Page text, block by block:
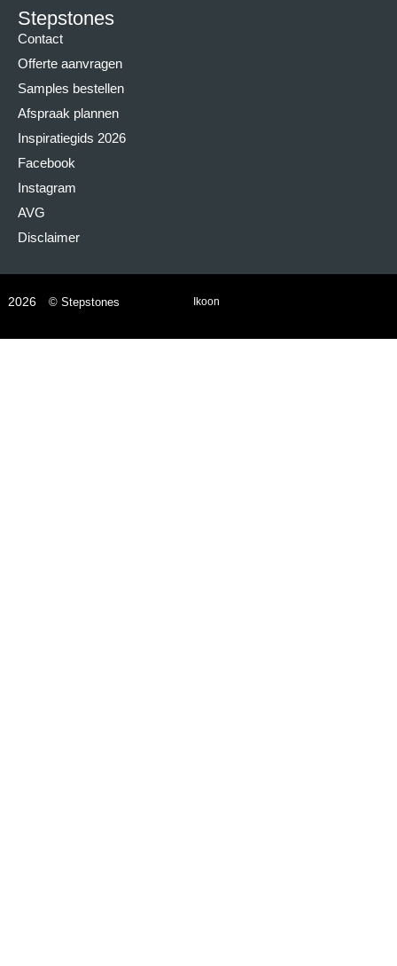
Stepstones
Contact
Offerte aanvragen
Samples bestellen
Afspraak plannen
Inspiratiegids 2026
Facebook
Instagram
AVG
Disclaimer
2026 © Stepstones Ikoon